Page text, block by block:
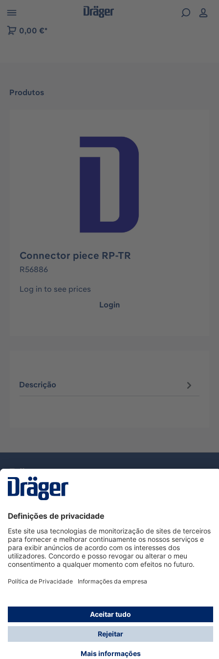
to B2B platform navigation
0,00 €*
Produtos
Ignorar galeria de imagens
Connector piece RP-TR
R56886
Log in to see prices
Login
Descrição
Serviço de Apoio ao Cliente Dräger
Utilização da loja
Informações
© Dräger Portugal, Lda, 2024
* Todos os preços excl. IVA mais
possíveis taxas de entrega, se não for indicado o